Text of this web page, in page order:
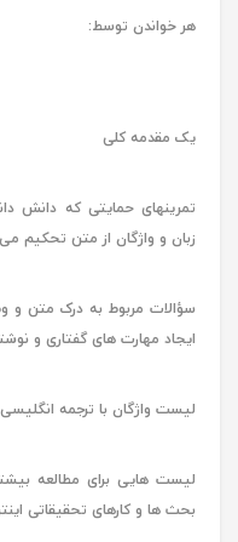
هر خواندن توسط:
یک مقدمه کلی
تمرینهای حمایتی که دانش
زبان و واژگان از متن تحکیم
سؤالات مربوط به درک متن و
ایجاد مهارت های گفتاری و
لیست واژگان با ترجمه
لیست هایی برای مطالعه
بحث ها و کارهای تحقیقاتی